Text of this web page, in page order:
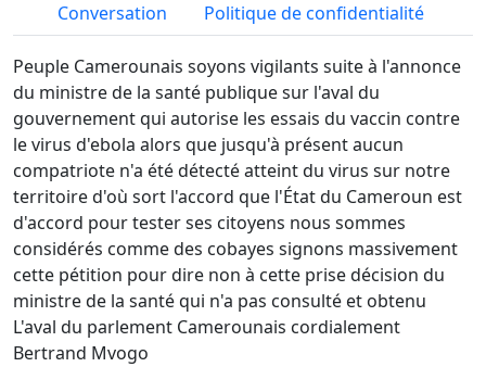
Conversation Politique de confidentialité
Peuple Camerounais soyons vigilants suite à l'annonce
du ministre de la santé publique sur l'aval du
gouvernement qui autorise les essais du vaccin contre
le virus d'ebola alors que jusqu'à présent aucun
compatriote n'a été détecté atteint du virus sur notre
territoire d'où sort l'accord que l'État du Cameroun est
d'accord pour tester ses citoyens nous sommes
considérés comme des cobayes signons massivement
cette pétition pour dire non à cette prise décision du
ministre de la santé qui n'a pas consulté et obtenu
L'aval du parlement Camerounais cordialement
Bertrand Mvogo